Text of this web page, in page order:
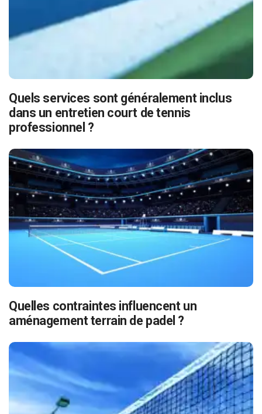
Quels services sont généralement inclus
dans un entretien court de tennis
professionnel ?
Quelles contraintes influencent un
aménagement terrain de padel ?